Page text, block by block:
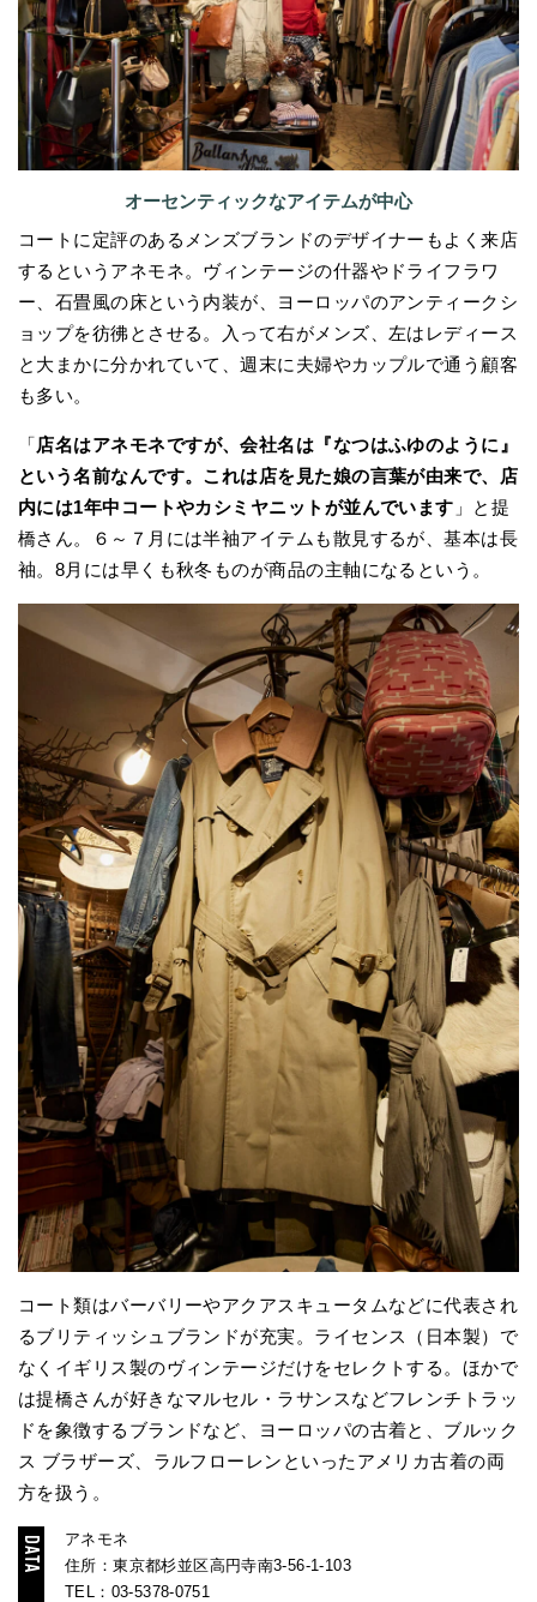
オーセンティックなアイテムが中心
コートに定評のあるメンズブランドのデザイナーもよく来店
するというアネモネ。ヴィンテージの什器やドライフラワ
ー、石畳風の床という内装が、ヨーロッパのアンティークシ
ョップを彷彿とさせる。入って右がメンズ、左はレディース
と大まかに分かれていて、週末に夫婦やカップルで通う顧客
も多い。
「店名はアネモネですが、会社名は『なつはふゆのように』
という名前なんです。これは店を見た娘の言葉が由来で、店
内には1年中コートやカシミヤニットが並んでいます 」と提
橋さん。６～７月には半袖アイテムも散見するが、基本は長
袖。8月には早くも秋冬ものが商品の主軸になるという。
コート類はバーバリーやアクアスキュータムなどに代表され
るブリティッシュブランドが充実。ライセンス（日本製）で
なくイギリス製のヴィンテージだけをセレクトする。ほかで
は提橋さんが好きなマルセル・ラサンスなどフレンチトラッ
ドを象徴するブランドなど、ヨーロッパの古着と、ブルック
ス ブラザーズ、ラルフローレンといったアメリカ古着の両
方を扱う。
アネモネ
住所：東京都杉並区高円寺南3-56-1-103
TEL：03-5378-0751